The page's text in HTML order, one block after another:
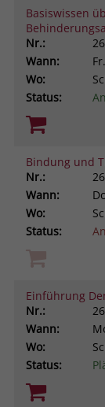
Basiswissen
Nr.:
Wann:
Fr.
Wo:
Status:
Bindung und
Nr.:
Wann:
Wo:
Status:
Einführung
Nr.:
Wann:
Wo:
Status:
Name
Anbieter
Laufzeit
Zweck
Name
Anbieter
Laufzeit
Zweck